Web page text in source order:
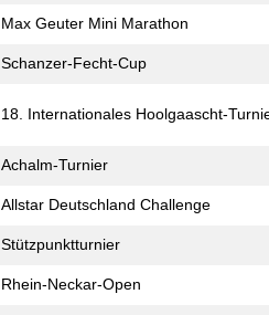
Max Geuter Mini Marathon
Schanzer-Fecht-Cup
18. Internationales Hoolgaascht-
Achalm-Turnier
Allstar Deutschland Challenge
Stützpunkt­turnier
Rhein-Neckar-Open